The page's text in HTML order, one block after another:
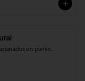
en panko.